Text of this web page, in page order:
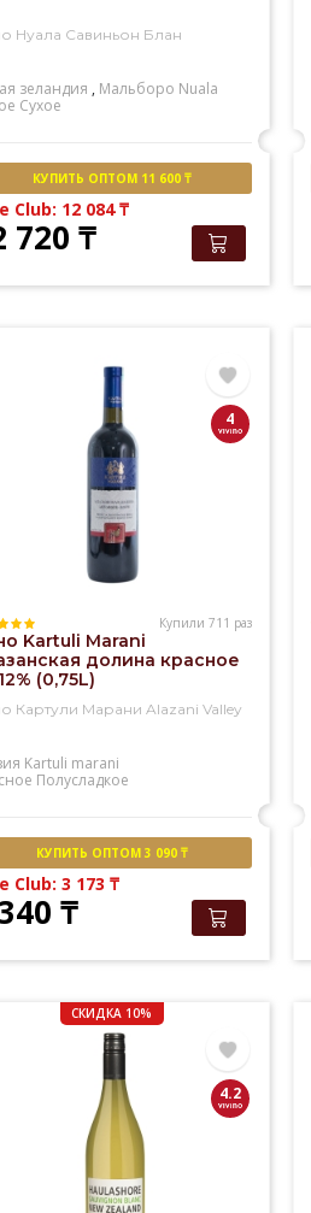
Нуала Савиньон Блан
зеландия , Мальборо Nuala
Сухое
КУПИТЬ ОПТОМ 11 600 ₸
Club: 12 084₸
720₸
4
Купили 711 раз
Kartuli Marani
долина красное
(0,75L)
Картули Марани Alazani Valley
Kartuli marani
Полусладкое
КУПИТЬ ОПТОМ 3 090 ₸
Club: 3 173₸
₸
СКИДКА 10%
4.2